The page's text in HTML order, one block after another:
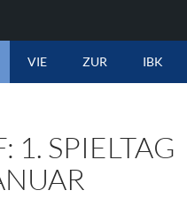
VIE ZUR IBK
1. SPIELTAG